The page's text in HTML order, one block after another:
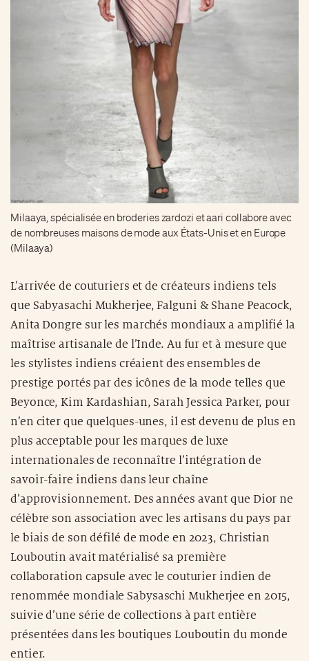
Milaaya, spécialisée en broderies zardozi et aari collabore avec
de nombreuses maisons de mode aux États-Unis et en Europe
(Milaaya)
L’arrivée de couturiers et de créateurs indiens tels
que Sabyasachi Mukherjee, Falguni & Shane Peacock,
Anita Dongre sur les marchés mondiaux a amplifié la
maîtrise artisanale de l’Inde. Au fur et à mesure que
les stylistes indiens créaient des ensembles de
prestige portés par des icônes de la mode telles que
Beyonce, Kim Kardashian, Sarah Jessica Parker, pour
n’en citer que quelques-unes, il est devenu de plus en
plus acceptable pour les marques de luxe
internationales de reconnaître l’intégration de
savoir-faire indiens dans leur chaîne
d’approvisionnement. Des années avant que Dior ne
célèbre son association avec les artisans du pays par
le biais de son défilé de mode en 2023, Christian
Louboutin avait matérialisé sa première
collaboration capsule avec le couturier indien de
renommée mondiale Sabysaschi Mukherjee en 2015,
suivie d’une série de collections à part entière
présentées dans les boutiques Louboutin du monde
entier.